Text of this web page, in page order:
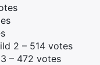
2 – 514 votes
– 472 votes